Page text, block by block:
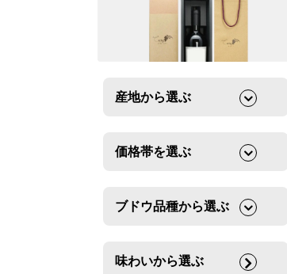
産地から選ぶ
価格帯を選ぶ
ブドウ品種から選ぶ
味わいから選ぶ